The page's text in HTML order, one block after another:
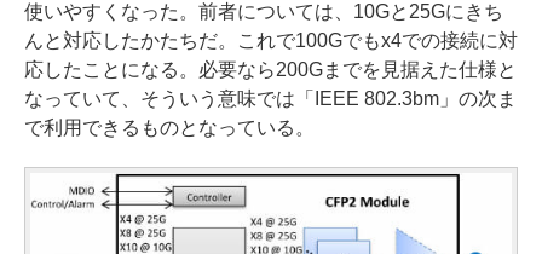
使いやすくなった。前者については、10Gと25Gにきち
んと対応したかたちだ。これで100Gでもx4での接続に対
応したことになる。必要なら200Gまでを見据えた仕様と
なっていて、そういう意味では「IEEE 802.3bm」の次ま
で利用できるものとなっている。